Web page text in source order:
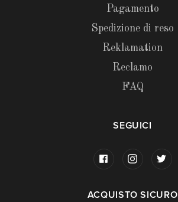
Pagamento
Spedizione di reso
Reklamation
Reclamo
FAQ
SEGUICI
ACQUISTO SICURO